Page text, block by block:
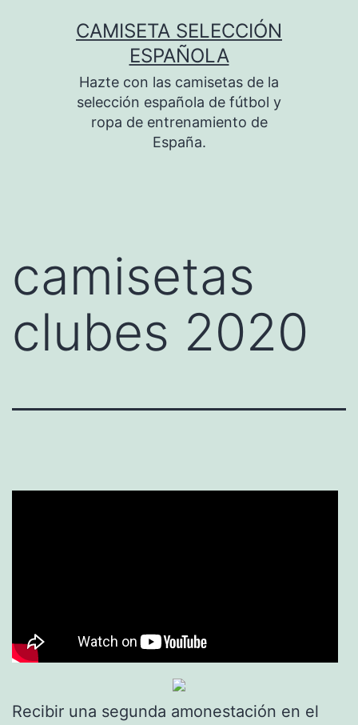
CAMISETA SELECCIÓN
ESPAÑOLA
Hazte con las camisetas de la
selección española de fútbol y
ropa de entrenamiento de
España.
camisetas
clubes 2020
Recibir una segunda amonestación en el